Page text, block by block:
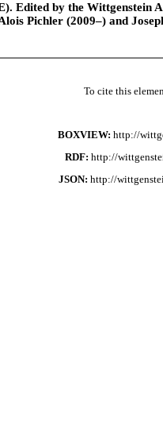
Edited by the
Pichler (2009–) and
To cite this
BOXVIEW: http://
RDF: http://
JSON: http://